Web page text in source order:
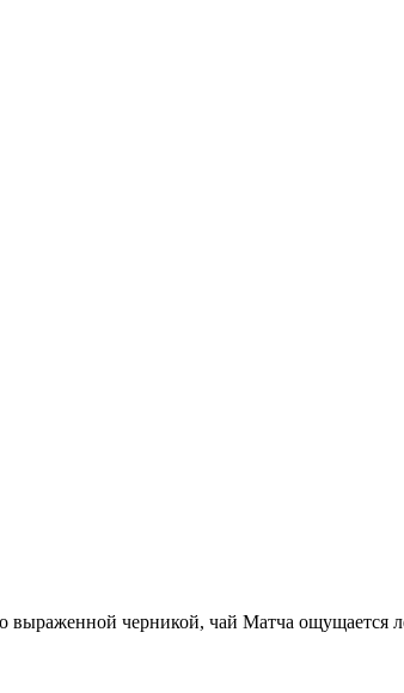
выраженной черникой, чай Матча ощущается